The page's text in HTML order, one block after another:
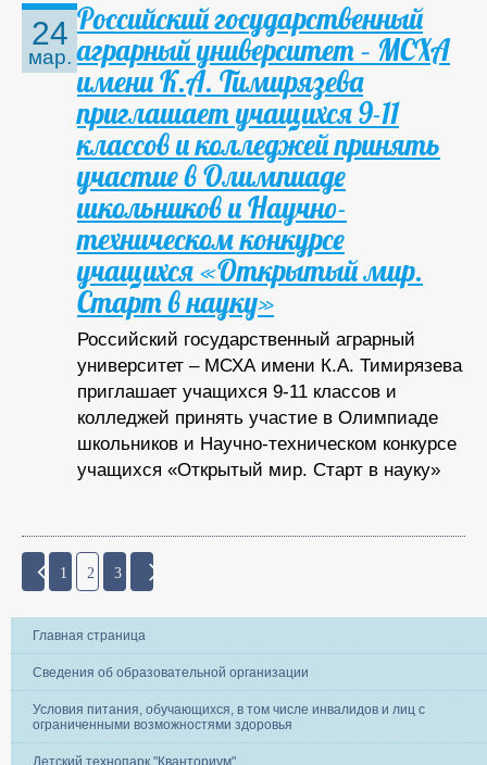
24
мар.
Российский государственный
аграрный университет – МСХА
имени К.А. Тимирязева
приглашает учащихся 9-11
классов и колледжей принять
участие в Олимпиаде
школьников и Научно-
техническом конкурсе
учащихся «Открытый мир.
Старт в науку»
Российский государственный аграрный
университет – МСХА имени К.А. Тимирязева
приглашает учащихся 9-11 классов и
колледжей принять участие в Олимпиаде
школьников и Научно-техническом конкурсе
учащихся «Открытый мир. Старт в науку»
1 2 3
Главная страница
Сведения об образовательной организации
Условия питания, обучающихся, в том числе инвалидов и лиц с
ограниченными возможностями здоровья